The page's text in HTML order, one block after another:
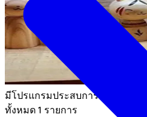
มีโปรแกรมประสบการณ์ของ อูรา
ทั้งหมด 1 รายการ